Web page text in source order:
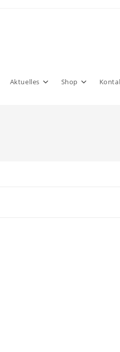
Aktuelles Shop